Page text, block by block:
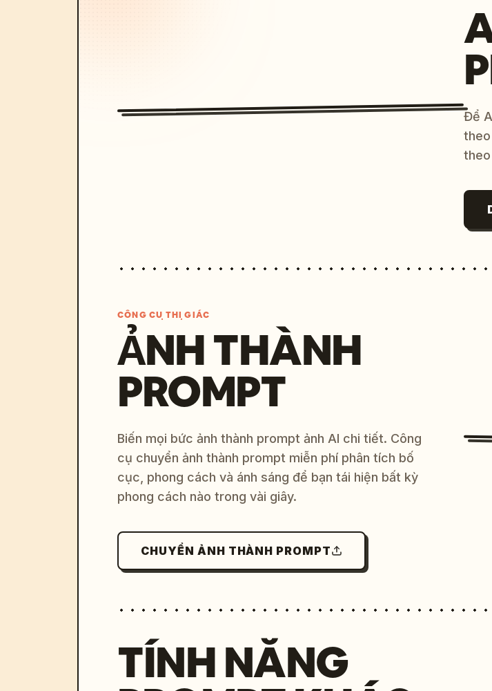
Để
CÔNG CỤ THỊ GIÁC
ẢNH THÀNH
PROMPT
Biến mọi bức ảnh thành prompt ảnh AI chi tiết. Công
cụ chuyển ảnh thành prompt miễn phí phân tích bố
cục, phong cách và ánh sáng để bạn tái hiện bất kỳ
phong cách nào trong vài giây.
CHUYỂN ẢNH THÀNH PROMPT
TÍNH NĂNG